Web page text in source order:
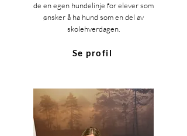
de en egen hundelinje for elever som
ønsker å ha hund som en del av
skolehverdagen.
Se profil